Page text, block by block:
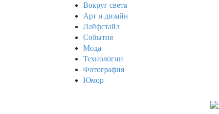
Вокруг света
Арт и дизайн
Лайфстайл
События
Мода
Технологии
Фотография
Юмор